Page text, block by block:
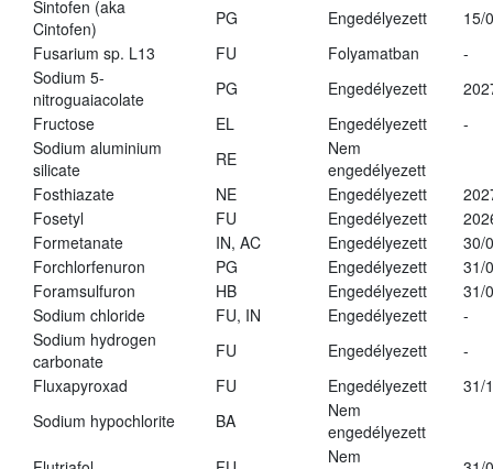
Sintofen (aka
Cintofen)
PG Engedélyezett
15/
Fusarium sp. L13
FU Folyamatban
-
Sodium 5-
nitroguaiacolate
PG Engedélyezett
Fructose
EL Engedélyezett
-
Sodium aluminium
silicate
RE
Nem
engedélyezett
Fosthiazate
NE Engedélyezett
Fosetyl
FU Engedélyezett
Formetanate
IN, AC Engedélyezett
30/
Forchlorfenuron
PG Engedélyezett
31/
Foramsulfuron
HB Engedélyezett
31/
Sodium chloride
FU, IN Engedélyezett
-
Sodium hydrogen
carbonate
FU Engedélyezett
-
Fluxapyroxad
FU Engedélyezett
31/
Sodium hypochlorite
BA
Nem
engedélyezett
Nem